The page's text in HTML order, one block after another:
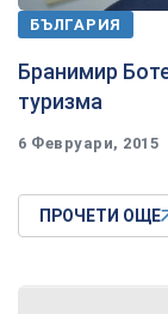
БЪЛГАРИЯ
Бранимир
туризма
6 Февруари, 2015
ПРОЧЕТИ ОЩЕ